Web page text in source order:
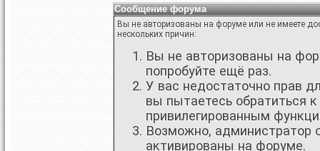
Сообщение форума
Вы не авторизованы на форуме или не имеете
нескольких причин:
Вы не авторизованы на
попробуйте ещё раз.
У вас недостаточно прав
вы пытаетесь обратиться
привилегированным
Возможно, администратор
активированы на форуме.